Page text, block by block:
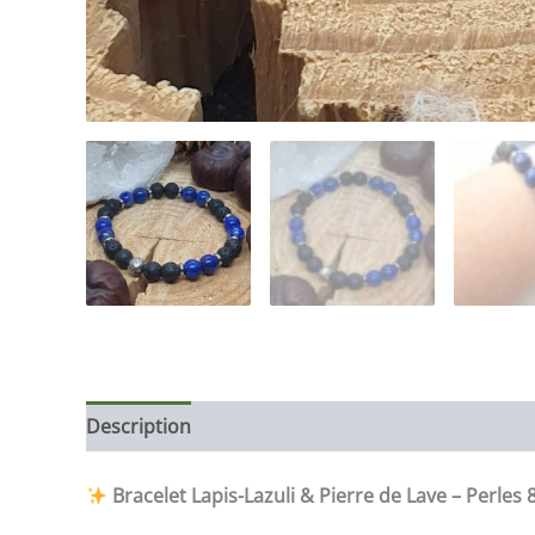
Description
Bracelet Lapis-Lazuli & Pierre de Lave – Perles